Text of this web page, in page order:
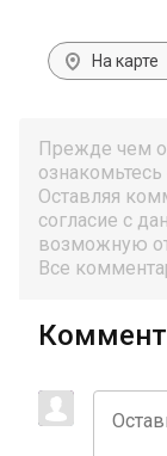
На карте
Прежде чем
Оставляя
согласие с
возможную
Все